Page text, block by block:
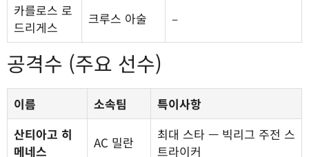
카를로스 로
드리게스
크루스 아술 –
공격수 (주요 선수)
이름 소속팀
특이사항
산티아고 히
메네스
AC 밀란
최대 스타 — 빅리그 주전 스
트라이커